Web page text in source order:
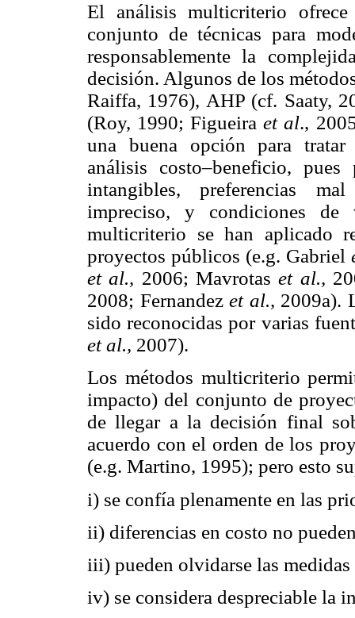
El análisis multicriterio
conjunto de técnicas para
responsablemente la
decisión. Algunos de los
Raiffa, 1976), AHP (cf. Saaty,
(Roy, 1990; Figueiraet al.,
una buena opción para tratar
análisis costo–beneficio,
intangibles, preferencias
impreciso, y condiciones de
multicriterio se han aplicado
proyectos públicos (e.g. Gabriel
et al., 2006; Mavrotaset al.,
2008; Fernandez et al., 2009a).
sido reconocidas por varias
et al., 2007).
Los métodos multicriterio
impacto) del conjunto de
de llegar a la decisión final
acuerdo con el orden de los
(e.g. Martino, 1995); pero esto
i) se confía plenamente en las
ii) diferencias en costo no
iii) pueden olvidarse las medidas
iv) se considera despreciable la